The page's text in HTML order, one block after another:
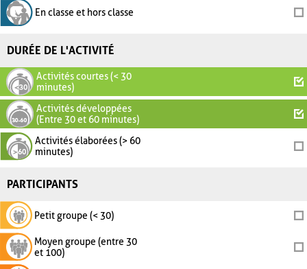
En classe et hors classe
DURÉE DE L'ACTIVITÉ
Activités courtes (< 30
minutes)
Activités développées
(Entre 30 et 60 minutes)
Activités élaborées (> 60
minutes)
PARTICIPANTS
Petit groupe (< 30)
Moyen groupe (entre 30
et 100)